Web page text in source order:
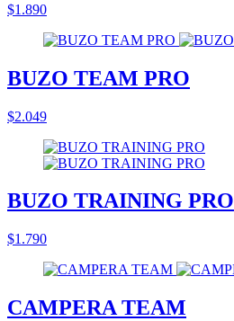
$1.890
BUZO TEAM PRO
$2.049
BUZO TRAINING PRO
$1.790
CAMPERA TEAM